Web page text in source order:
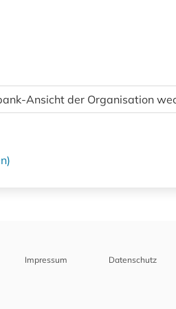
Ansicht der Organisation
Impressum Datenschutz